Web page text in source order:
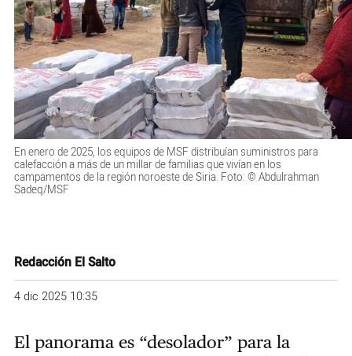
En enero de 2025, los equipos de MSF distribuían suministros para
calefacción a más de un millar de familias que vivían en los
campamentos de la región noroeste de Siria. Foto: © Abdulrahman
Sadeq/MSF
Redacción El Salto
4 dic 2025 10:35
El panorama es “desolador” para la